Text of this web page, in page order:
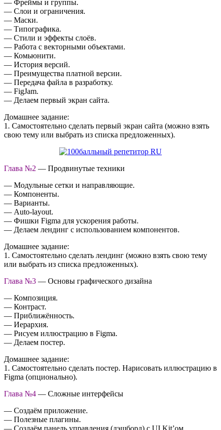
— Фреймы и группы.
— Слои и ограничения.
— Маски.
— Типографика.
— Стили и эффекты слоёв.
— Работа с векторными объектами.
— Комьюнити.
— История версий.
— Преимущества платной версии.
— Передача файла в разработку.
— FigJam.
— Делаем первый экран сайта.
Домашнее задание:
1. Самостоятельно сделать первый экран сайта (можно взять
свою тему или выбрать из списка предложенных).
Глава №2 — Продвинутые техники
— Модульные сетки и направляющие.
— Компоненты.
— Варианты.
— Auto-layout.
— Фишки Figma для ускорения работы.
— Делаем лендинг с использованием компонентов.
Домашнее задание:
1. Самостоятельно сделать лендинг (можно взять свою тему
или выбрать из списка предложенных).
Глава №3 — Основы графического дизайна
— Композиция.
— Контраст.
— Приближённость.
— Иерархия.
— Рисуем иллюстрацию в Figma.
— Делаем постер.
Домашнее задание:
1. Самостоятельно сделать постер. Нарисовать иллюстрацию в
Figma (опционально).
Глава №4 — Сложные интерфейсы
— Создаём приложение.
— Полезные плагины.
— Создаём панель управления (дэшборд) c UI Kit’ом.